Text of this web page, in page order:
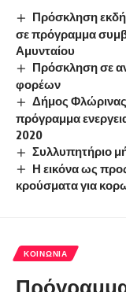
Πρόσκληση
σε πρόγραμμα
Αμυνταίου
Πρόσκληση σε
φορέων
Δήμος
πρόγραμμα
2020
Συλλυπητήριο
Η εικόνα ως
κρούσματα για
ΚΟΙΝΩΝΊΑ